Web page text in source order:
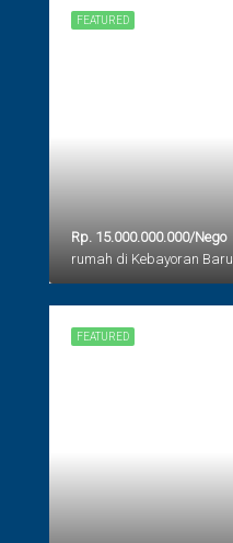
FEATURED
Rp. 15.000.000.000/Nego
rumah di Kebayoran Baru
FEATURED